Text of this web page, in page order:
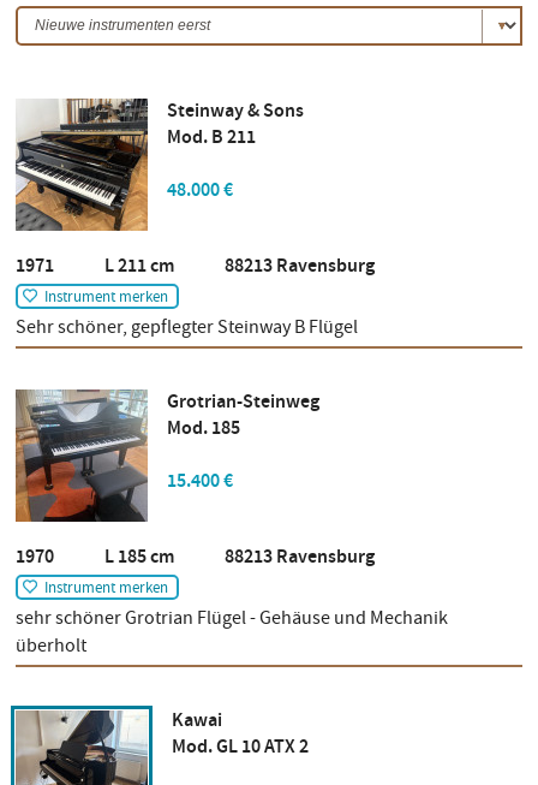
Steinway & Sons
Mod. B 211
48.000 €
1971 L 211 cm 88213 Ravensburg
Instrument merken
Sehr schöner, gepflegter Steinway B Flügel
Grotrian-Steinweg
Mod. 185
15.400 €
1970 L 185 cm 88213 Ravensburg
Instrument merken
sehr schöner Grotrian Flügel - Gehäuse und Mechanik
überholt
Kawai
Mod. GL 10 ATX 2